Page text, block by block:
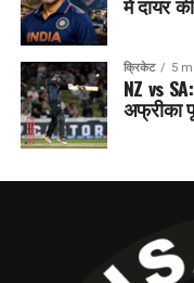
क्रिकेट 5
NZ vs
अफ्रीका